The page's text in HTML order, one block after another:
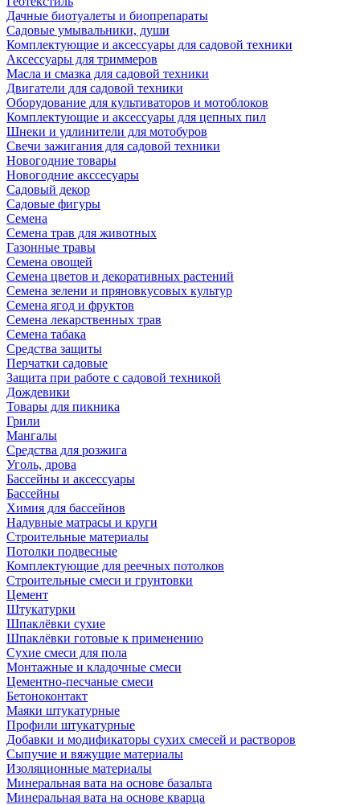
Дачные биотуалеты и биопрепараты
Садовые умывальники, души
Комплектующие и аксессуары для садовой техники
Аксессуары для триммеров
Масла и смазка для садовой техники
Двигатели для садовой техники
Оборудование для культиваторов и мотоблоков
Комплектующие и аксессуары для цепных пил
Шнеки и удлинители для мотобуров
Свечи зажигания для садовой техники
Новогодние товары
Новогодние акссесуары
Садовый декор
Садовые фигуры
Семена
Семена трав для животных
Газонные травы
Семена овощей
Семена цветов и декоративных растений
Семена зелени и пряновкусовых культур
Семена ягод и фруктов
Семена лекарственных трав
Семена табака
Средства защиты
Перчатки садовые
Защита при работе с садовой техникой
Дождевики
Товары для пикника
Грили
Мангалы
Средства для розжига
Уголь, дрова
Бассейны и аксессуары
Бассейны
Химия для бассейнов
Надувные матрасы и круги
Строительные материалы
Потолки подвесные
Комплектующие для реечных потолков
Строительные смеси и грунтовки
Цемент
Штукатурки
Шпаклёвки сухие
Шпаклёвки готовые к применению
Сухие смеси для пола
Монтажные и кладочные смеси
Цементно-песчаные смеси
Бетоноконтакт
Маяки штукатурные
Профили штукатурные
Добавки и модификаторы сухих смесей и растворов
Сыпучие и вяжущие материалы
Изоляционные материалы
Минеральная вата на основе базальта
Минеральная вата на основе кварца